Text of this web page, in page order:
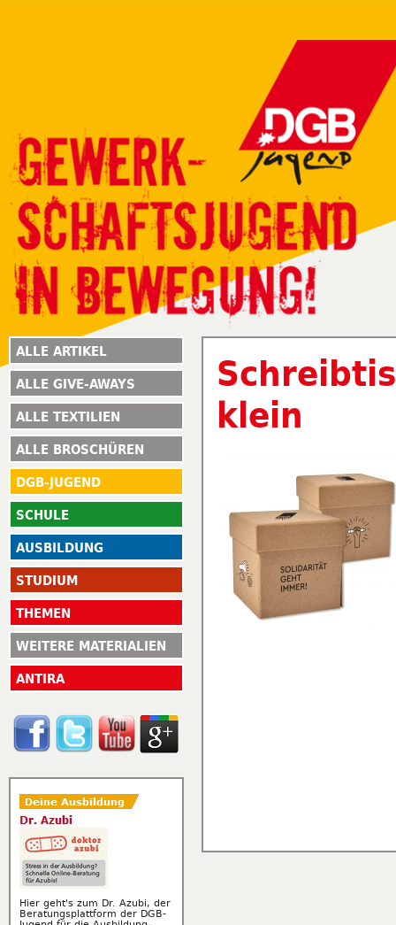
ALLE ARTIKEL
ALLE GIVE-AWAYS
ALLE TEXTILIEN
ALLE BROSCHÜREN
DGB-JUGEND
SCHULE
AUSBILDUNG
STUDIUM
THEMEN
WEITERE MATERIALIEN
ANTIRA
Hier geht's zum Dr. Azubi, der
Beratungsplattform der DGB-
klein